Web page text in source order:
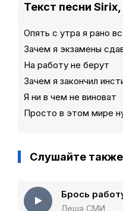
Текст песни
Опять с утра я рано
Зачем я экзамены
На работу не берут
Зачем я закончил
Я ни в чем не виноват
Просто в этом мире
Слушайте также
Брось
Леша СМИ